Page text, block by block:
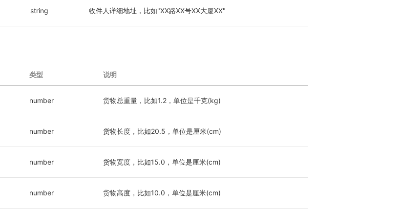
string 收件人详细地址，比如"XX路XX号XX大厦XX"
类型 说明
number 货物总重量，比如1.2，单位是千克(kg)
number 货物长度，比如20.5，单位是厘米(cm)
number 货物宽度，比如15.0，单位是厘米(cm)
number 货物高度，比如10.0，单位是厘米(cm)